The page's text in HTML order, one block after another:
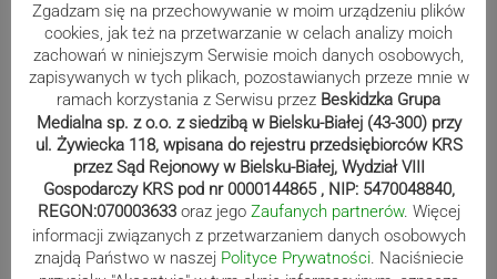
Nakamura z dubletem w Wiśle.
Dyskwalifikacja Waszka zmieniła
klasyfikację Polaków
Reklama
Zgadzam się na przechowywanie w moim urządzeniu plików
cookies, jak też na przetwarzanie w celach analizy moich
zachowań w niniejszym Serwisie moich danych osobowych,
zapisywanych w tych plikach, pozostawianych przeze mnie w
ramach korzystania z Serwisu przez Beskidzka Grupa
Medialna sp. z o.o. z siedzibą w Bielsku-Białej (43-300) przy
ul. Żywiecka 118, wpisana do rejestru przedsiębiorców KRS
przez Sąd Rejonowy w Bielsku-Białej, Wydział VIII
Gospodarczy KRS pod nr 0000144865 , NIP: 5470048840,
REGON:070003633 oraz jego Zaufanych partnerów. Więcej
informacji związanych z przetwarzaniem danych osobowych
znajdą Państwo w naszej Polityce Prywatności. Naciśniecie